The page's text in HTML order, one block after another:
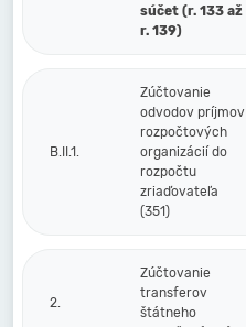
súčet (r. 133 až
r. 139)
B.II.1.
Zúčtovanie
odvodov príjmov
rozpočtových
organizácií do
rozpočtu
zriaďovateľa
(351)
2.
Zúčtovanie
transferov
štátneho